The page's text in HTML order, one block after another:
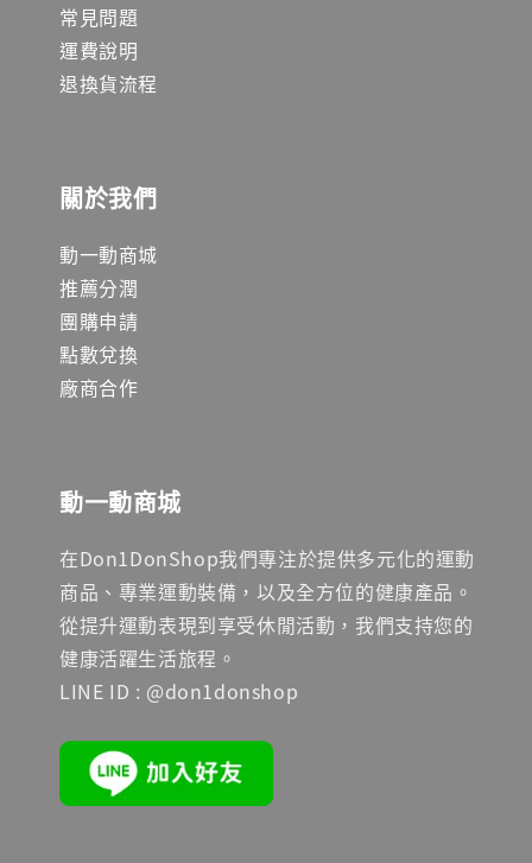
常見問題
運費說明
退換貨流程
關於我們
動一動商城
推薦分潤
團購申請
點數兌換
廠商合作
動一動商城
在Don1DonShop我們專注於提供多元化的運動
商品、專業運動裝備，以及全方位的健康產品。
從提升運動表現到享受休閒活動，我們支持您的
健康活躍生活旅程。
LINE ID : @don1donshop